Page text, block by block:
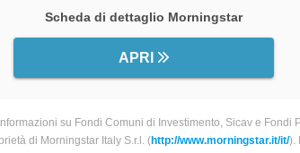
Scheda di dettaglio Morningstar
APRI
su Fondi Comuni di Investimento, Sicav e
di Morningstar Italy S.r.l. (http://www.morningstar.it/it/).